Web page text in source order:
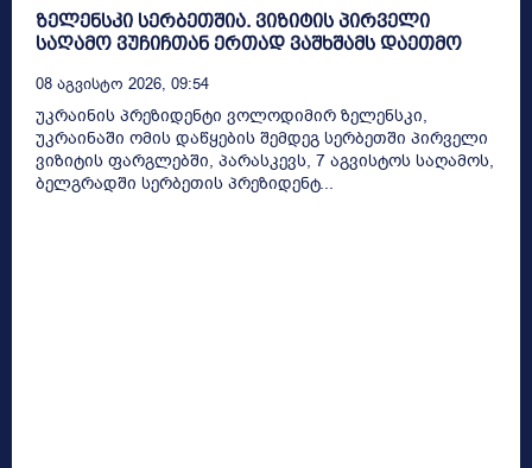
ზელენსკი სერბეთშია. ვიზიტის პირველი
საღამო ვუჩიჩთან ერთად ვაშხშამს დაეთმო
08 Აგვისტო 2026, 09:54
უკრაინის პრეზიდენტი ვოლოდიმირ ზელენსკი,
უკრაინაში ომის დაწყების შემდეგ სერბეთში პირველი
ვიზიტის ფარგლებში, პარასკევს, 7 აგვისტოს საღამოს,
ბელგრადში სერბეთის პრეზიდენტ...